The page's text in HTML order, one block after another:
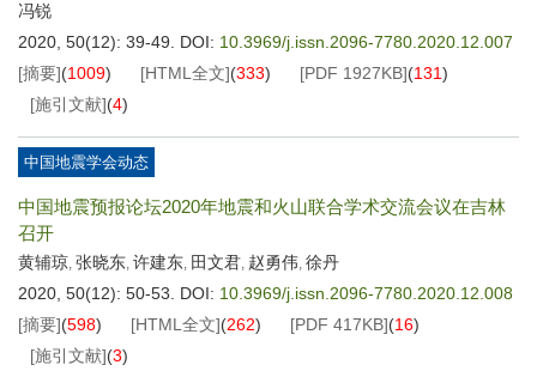
冯锐
2020, 50(12): 39-49.
DOI: 10.3969/j.issn.2096-7780.2020.12.007
[摘要](1009) [HTML全文](333) [PDF 1927KB](131)
[施引文献](4)
中国地震学会动态
中国地震预报论坛2020年地震和火山联合学术交流会议在吉林
召开
黄辅琼, 张晓东, 许建东, 田文君, 赵勇伟, 徐丹
2020, 50(12): 50-53.
DOI: 10.3969/j.issn.2096-7780.2020.12.008
[摘要](598) [HTML全文](262) [PDF 417KB](16)
[施引文献](3)